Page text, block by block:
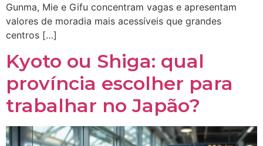
Gunma, Mie e Gifu concentram vagas e apresentam
valores de moradia mais acessíveis que grandes
centros […]
Kyoto ou Shiga: qual
província escolher para
trabalhar no Japão?